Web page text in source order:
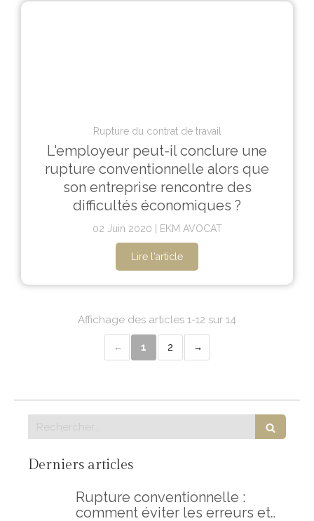
Rupture du contrat de travail
L'employeur peut-il conclure une
rupture conventionnelle alors que
son entreprise rencontre des
difficultés économiques ?
02 Juin 2020 EKM AVOCAT
Lire l'article
Affichage des articles 1-12 sur 14
1 2
Derniers articles
Rupture conventionnelle :
comment éviter les erreurs et